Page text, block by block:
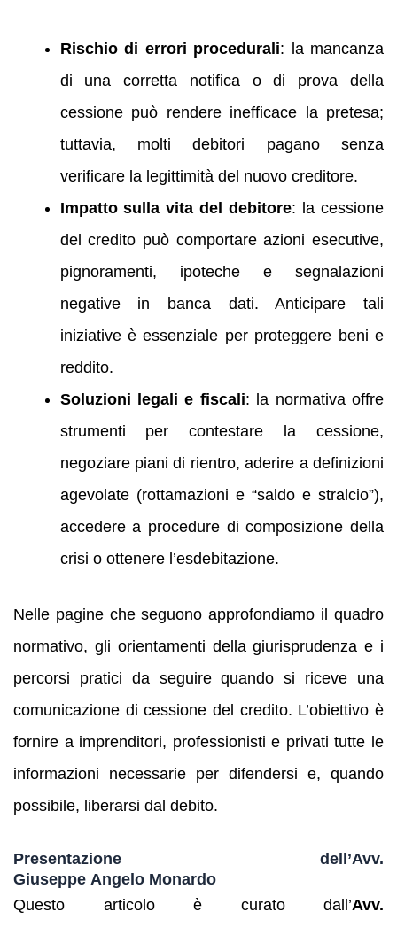
Rischio di errori procedurali: la mancanza
di una corretta notifica o di prova della
cessione può rendere inefficace la pretesa;
tuttavia, molti debitori pagano senza
verificare la legittimità del nuovo creditore.
Impatto sulla vita del debitore: la cessione
del credito può comportare azioni esecutive,
pignoramenti, ipoteche e segnalazioni
negative in banca dati. Anticipare tali
iniziative è essenziale per proteggere beni e
reddito.
Soluzioni legali e fiscali: la normativa offre
strumenti per contestare la cessione,
negoziare piani di rientro, aderire a definizioni
agevolate (rottamazioni e “saldo e stralcio”),
accedere a procedure di composizione della
crisi o ottenere l’esdebitazione.
Nelle pagine che seguono approfondiamo il quadro
normativo, gli orientamenti della giurisprudenza e i
percorsi pratici da seguire quando si riceve una
comunicazione di cessione del credito. L’obiettivo è
fornire a imprenditori, professionisti e privati tutte le
informazioni necessarie per difendersi e, quando
possibile, liberarsi dal debito.
Presentazione dell’Avv.
Giuseppe Angelo Monardo
Questo articolo è curato dall’Avv.